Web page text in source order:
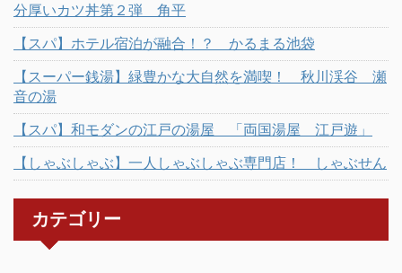
分厚いカツ丼第２弾 角平
【スパ】ホテル宿泊が融合！？ かるまる池袋
【スーパー銭湯】緑豊かな大自然を満喫！ 秋川渓谷 瀬
音の湯
【スパ】和モダンの江戸の湯屋 「両国湯屋 江戸遊」
【しゃぶしゃぶ】一人しゃぶしゃぶ専門店！ しゃぶせん
カテゴリー